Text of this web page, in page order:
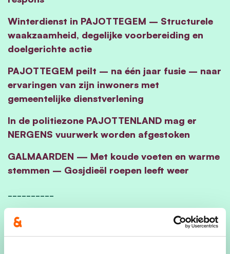
Winterdienst in PAJOTTEGEM – Structurele
waakzaamheid, degelijke voorbereiding en
doelgerichte actie
PAJOTTEGEM peilt – na één jaar fusie – naar
ervaringen van zijn inwoners met
gemeentelijke dienstverlening
In de politiezone PAJOTTENLAND mag er
NERGENS vuurwerk worden afgestoken
GALMAARDEN — Met koude voeten en warme
stemmen – Gosjdieël roepen leeft weer